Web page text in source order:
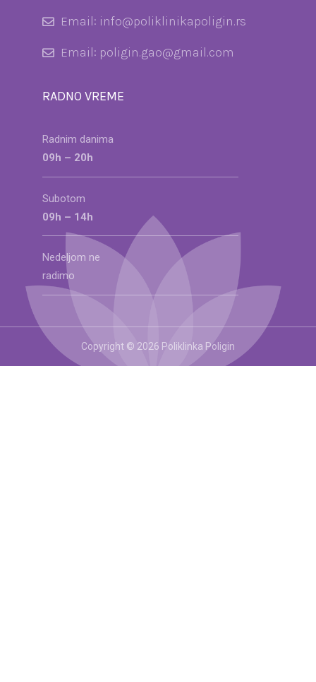
Email: info@poliklinikapoligin.rs
Email: poligin.gao@gmail.com
RADNO VREME
Radnim danima
09h – 20h
Subotom
09h – 14h
Nedeljom ne
radimo
Copyright © 2026 Poliklinka Poligin